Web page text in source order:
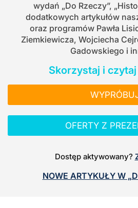
wydań „Do Rzeczy”,
dodatkowych artykułów
oraz programów Pawła
Ziemkiewicza, Wojciecha
Gadowskiego i
Skorzystaj i
OFERTY Z
Dostęp aktywowany?
NOWE ARTYKUŁY W